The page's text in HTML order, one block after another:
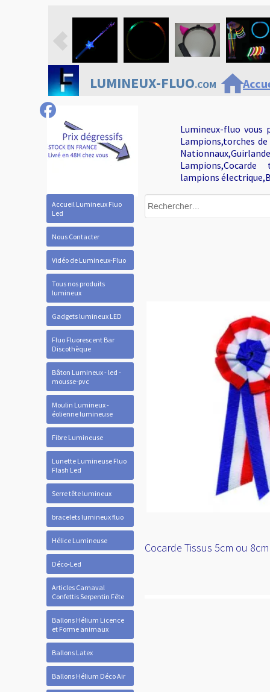
Accueil Lumineux Fluo
Led
Nous Contacter
Vidéo de Lumineux-Fluo
Tous nos produits
lumineux
Gadgets lumineux LED
Fluo Fluorescent Bar
Discothèque
Bâton Lumineux - led -
mousse-pvc
Moulin Lumineux -
éolienne lumineuse
Fibre Lumineuse
Lunette Lumineuse Fluo
Flash Led
Serre tête lumineux
bracelets lumineux fluo
Hélice Lumineuse
Déco-Led
Articles Carnaval
Confettis Serpentin Fête
Ballons Hélium Licence
et Forme animaux
Ballons Latex
Ballons Hélium Déco Air
LUMINEUX-FLUO.COMhome
Lumineux-fluo vous
Lampions,torches
lampions
Cocarde Tissus 5cm ou